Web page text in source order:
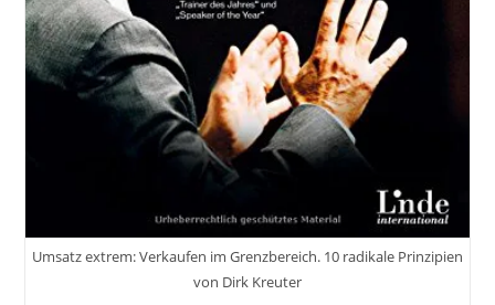
Umsatz extrem: Verkaufen im Grenzbereich. 10 radikale Prinzipien
von Dirk Kreuter